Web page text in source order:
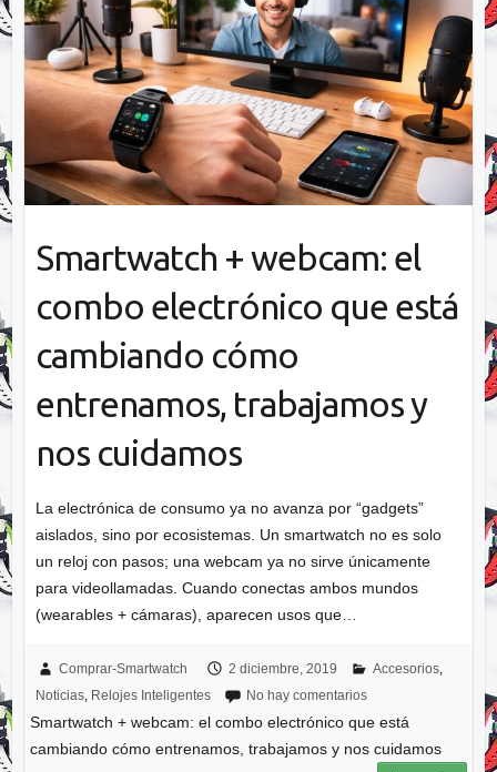
Smartwatch + webcam: el
combo electrónico que está
cambiando cómo
entrenamos, trabajamos y
nos cuidamos
La electrónica de consumo ya no avanza por “gadgets”
aislados, sino por ecosistemas. Un smartwatch no es solo
un reloj con pasos; una webcam ya no sirve únicamente
para videollamadas. Cuando conectas ambos mundos
(wearables + cámaras), aparecen usos que…
Comprar-Smartwatch 2 diciembre, 2019 Accesorios,
Noticias, Relojes Inteligentes No hay comentarios
Smartwatch + webcam: el combo electrónico que está
cambiando cómo entrenamos, trabajamos y nos cuidamos